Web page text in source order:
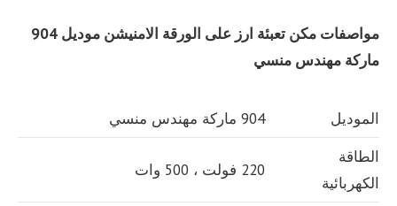
مواصفات مكن تعبئة ارز على الورقة الامنيشن
موديل 904
ماركة مهندس منسي
الموديل
904 ماركة مهندس منسي
الطاقة
الكهربائية
220 فولت ، 500 وات